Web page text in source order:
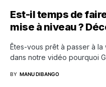
Est-il temps de
mise à niveau ?
Êtes-vous prêt à passer à
dans notre vidéo pourquoi
BY MANU DIBANGO